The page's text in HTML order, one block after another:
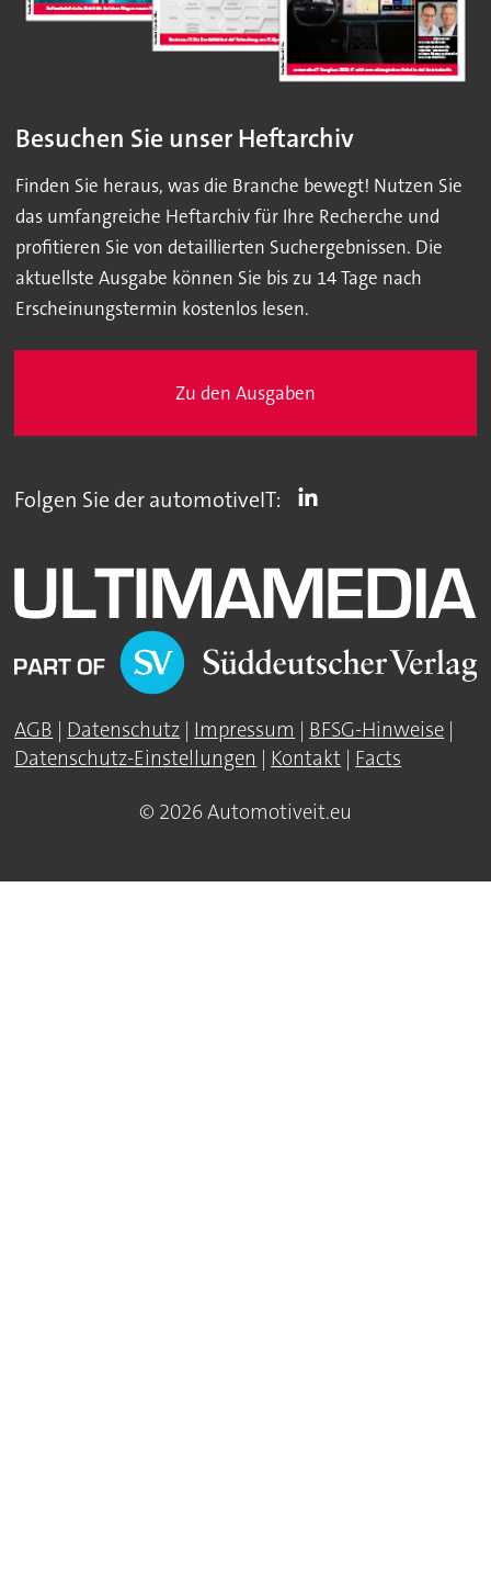
Besuchen Sie unser Heftarchiv
Finden Sie heraus, was die Branche bewegt! Nutzen Sie
das umfangreiche Heftarchiv für Ihre Recherche und
profitieren Sie von detaillierten Suchergebnissen. Die
aktuellste Ausgabe können Sie bis zu 14 Tage nach
Erscheinungstermin kostenlos lesen.
Zu den Ausgaben
Folgen Sie der automotiveIT:
AGB | Datenschutz | Impressum | BFSG-Hinweise |
Datenschutz-Einstellungen | Kontakt | Facts
© 2026 Automotiveit.eu